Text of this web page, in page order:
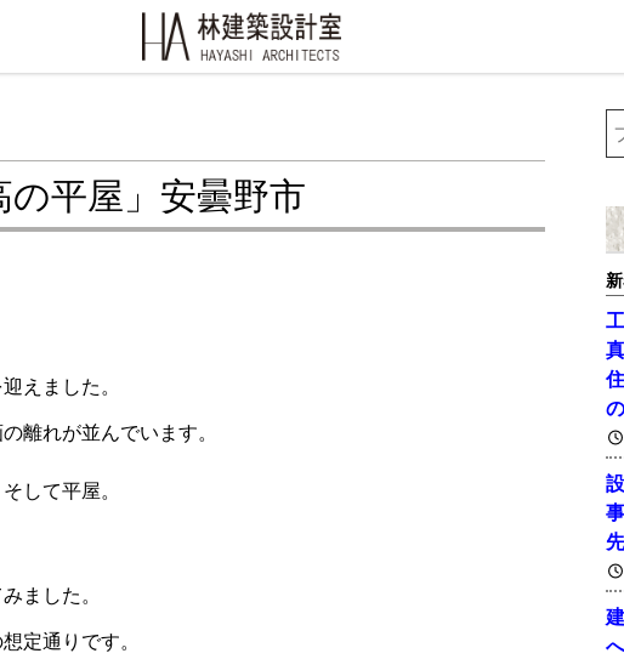
の平屋」安曇野市
えました。
離れが並んでいます。
して平屋。
ました。
定通りです。